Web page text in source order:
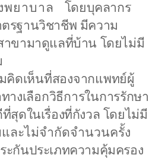
พยาบาล
โดยบุคลากร
รฐานวิชาชีพ มีความ
าขามาดูแลที่บ้าน โดยไม่มี
คิดเห็นที่สองจากแพทย์ผู้
างเลือกวิธีการในการรักษา
สุดในเรื่องที่กังวล โดยไม่มี
และไม่จำกัดจำนวนครั้ง
ะกันประเภทความคุ้มครอง